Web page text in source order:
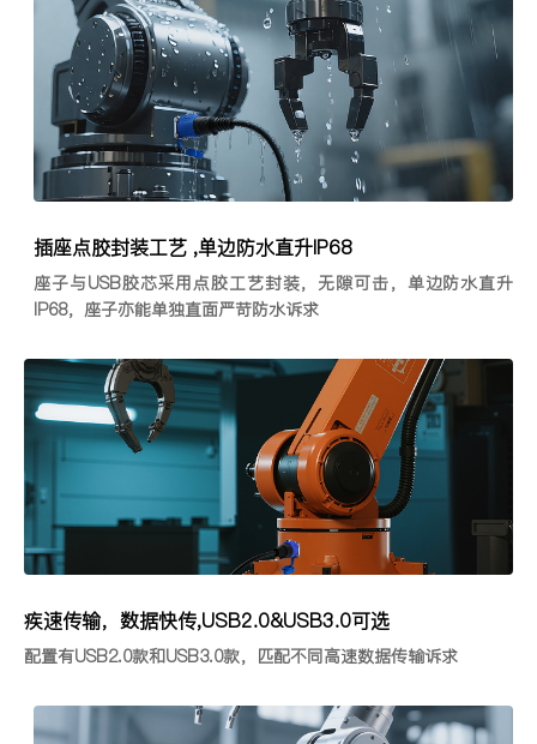
插座点胶封装工艺 ,单边防水直升IP68
座子与USB胶芯采用点胶工艺封装，无隙可击，单边防水直升
IP68，座子亦能单独直面严苛防水诉求
疾速传输，数据快传,USB2.0&USB3.0可选
配置有USB2.0款和USB3.0款，匹配不同高速数据传输诉求